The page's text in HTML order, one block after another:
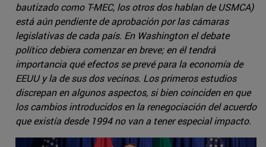
bautizado como T-MEC, los otros dos hablan de USMCA)
está aún pendiente de aprobación por las cámaras
legislativas de cada país. En Washington el debate
político debiera comenzar en breve; en él tendrá
importancia qué efectos se prevé para la economía de
EEUU y la de sus dos vecinos. Los primeros estudios
discrepan en algunos aspectos, si bien coinciden en que
los cambios introducidos en la renegociación del acuerdo
que existía desde 1994 no van a tener especial impacto.